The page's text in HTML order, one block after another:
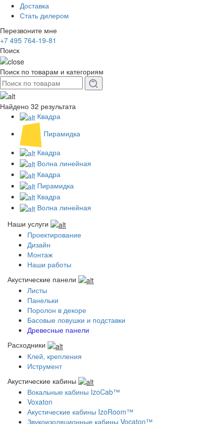
Доставка
Стать дилером
Перезвоните мне
+7 495 764-19-81
Поиск
Поиск по товарам и категориям
Найдено 32 результата
Квадра
Пирамидка
Квадра
Волна линейная
Квадра
Пирамидка
Квадра
Волна линейная
Наши услуги
Проектирование
Дизайн
Монтаж
Наши работы
Акустические панели
Листы
Панельки
Поролон в декоре
Басовые ловушки и подставки
Древесные панели
Расходники
Клей, крепления
Иструмент
Акустические кабины
Вокальные кабины IzoCab™
Voxaton
Акустические кабины IzoRoom™
Звукоизоляционные кабины Vocaton™